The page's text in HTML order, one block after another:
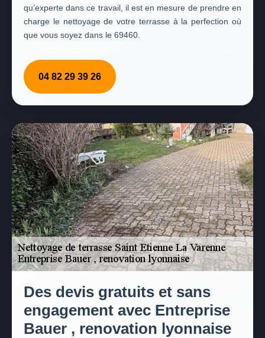
qu’experte dans ce travail, il est en mesure de prendre en
charge le nettoyage de votre terrasse à la perfection où
que vous soyez dans le 69460.
04 82 29 39 26
Des devis gratuits et sans
engagement avec Entreprise
Bauer , renovation lyonnaise